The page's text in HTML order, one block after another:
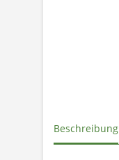
Beschreibung